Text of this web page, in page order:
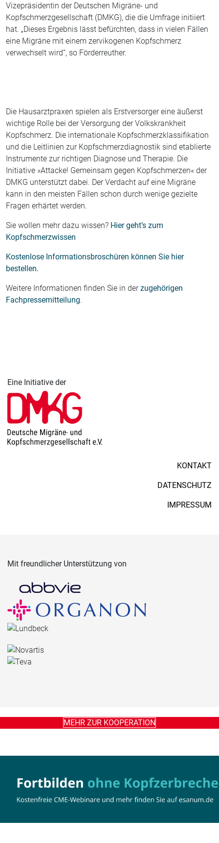
Vizepräsidentin der Deutschen Migräne- und
Kopfschmerzgesellschaft (DMKG), die die Umfrage initiiert
hat. „Dieses Ergebnis lässt befürchten, dass in vielen Fällen
eine Migräne mit einem zervikogenen Kopfschmerz
verwechselt wird“, so Förderreuther.
Die Hausarztpraxen spielen als Erstversorger eine äußerst
wichtige Rolle bei der Versorgung der Volkskrankheit
Kopfschmerz. Die internationale Kopfschmerzklassifikation
und die Leitlinien zur Kopfschmerzdiagnostik sind etablierte
Instrumente zur richtigen Diagnose und Therapie. Die
Initiative »Attacke! Gemeinsam gegen Kopfschmerzen« der
DMKG unterstützt dabei. Der Verdacht auf eine Migräne
kann in den meisten Fällen schon durch wenige gezielte
Fragen erhärtet werden.
Sie wollen mehr dazu wissen? Hier geht’s zum
Kopfschmerzwissen
Kostenlose Informationsbroschüren können Sie hier
bestellen.
Weitere Informationen finden Sie in derzugehörigen
Fachpressemitteilung.
Eine Initiative der
KONTAKT
DATENSCHUTZ
IMPRESSUM
Mit freundlicher Unterstützung von
MEHR ZUR KOOPERATION